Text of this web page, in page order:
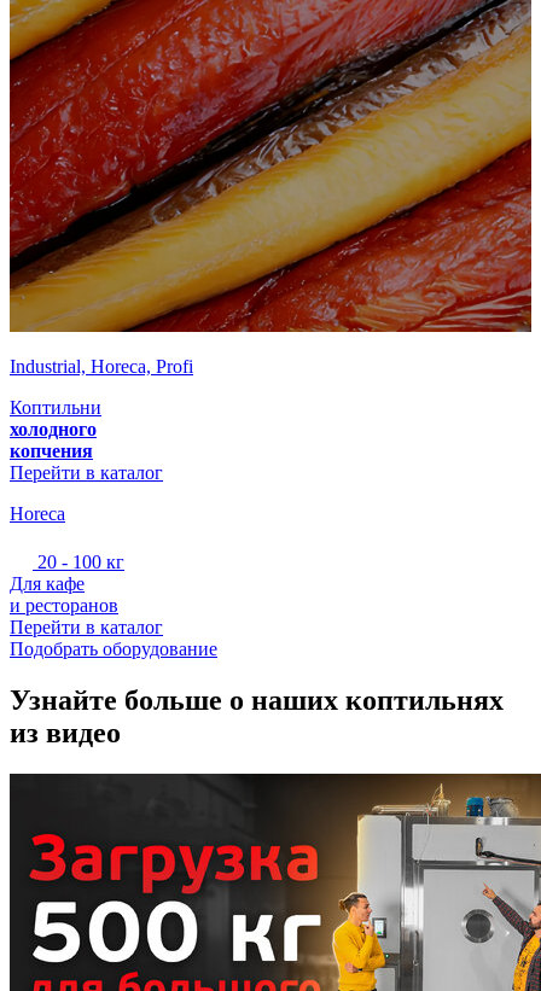
Industrial, Horeca, Profi
Коптильни
холодного
копчения
Перейти в каталог
Horeca
20 - 100 кг
Для кафе
и ресторанов
Перейти в каталог
Подобрать оборудование
Узнайте больше о наших коптильнях
из видео